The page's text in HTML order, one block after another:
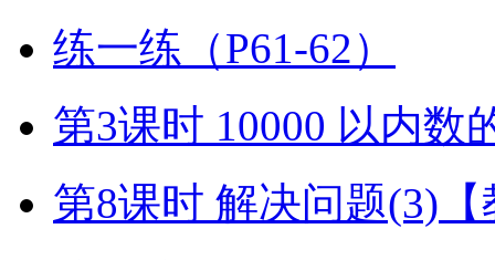
练一练（P61-62）
第3课时 10000 以内数
第8课时 解决问题(3)